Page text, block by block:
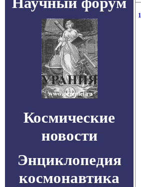
Космические
новости
Энциклопедия
космонавтика